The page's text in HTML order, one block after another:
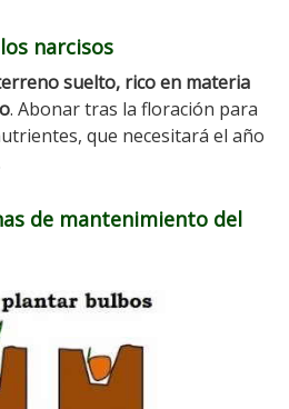
narcisos
suelto, rico en materia
. Abonar tras la floración para
que necesitará el año
de mantenimiento del